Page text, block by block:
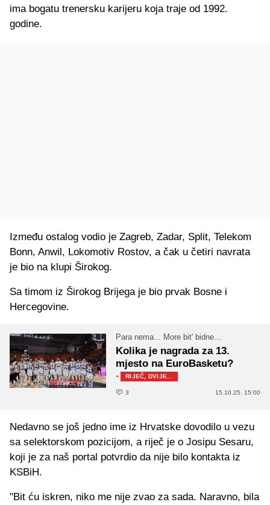
ima bogatu trenersku karijeru koja traje od 1992.
godine.
Između ostalog vodio je Zagreb, Zadar, Split, Telekom
Bonn, Anwil, Lokomotiv Rostov, a čak u četiri navrata
je bio na klupi Širokog.
Sa timom iz Širokog Brijega je bio prvak Bosne i
Hercegovine.
Para nema... More bit' bidne...
Kolika je nagrada za 13.
mjesto na EuroBasketu?
· RIJEČ, DVIJE...
3 15.10.25. 15:00
Nedavno se još jedno ime iz Hrvatske dovodilo u vezu
sa selektorskom pozicijom, a riječ je o Josipu Sesaru,
koji je za naš portal potvrdio da nije bilo kontakta iz
KSBiH.
"Bit ću iskren, niko me nije zvao za sada. Naravno, bila